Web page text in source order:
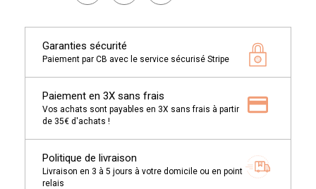
Garanties sécurité
Paiement par CB avec le service sécurisé Stripe
Paiement en 3X sans frais
Vos achats sont payables en 3X sans frais à partir
de 35€ d'achats !
Politique de livraison
Livraison en 3 à 5 jours à votre domicile ou en point
relais